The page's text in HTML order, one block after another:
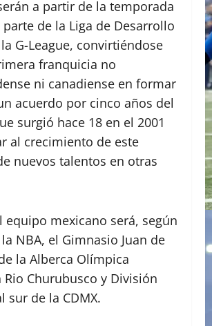
a partir de la temporada
parte de la Liga de Desarrollo
G-League, convirtiéndose
franquicia no
ni canadiense en formar
acuerdo por cinco años del
surgió hace 18 en el 2001
al crecimiento de este
nuevos talentos en otras
equipo mexicano será, según
NBA, el Gimnasio Juan de
la Alberca Olímpica
Rio Churubusco y División
sur de la CDMX.